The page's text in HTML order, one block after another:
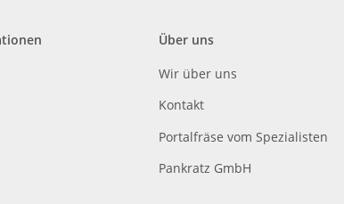
Über uns
Wir über uns
Kontakt
Portalfräse vom Spezialisten
Pankratz GmbH